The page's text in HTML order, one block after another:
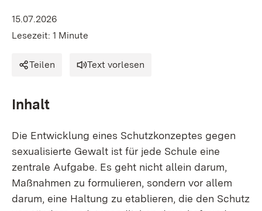
15.07.2026
Lesezeit: 1 Minute
Teilen Text vorlesen
Inhalt
Die Entwicklung eines Schutzkonzeptes gegen
sexualisierte Gewalt ist für jede Schule eine
zentrale Aufgabe. Es geht nicht allein darum,
Maßnahmen zu formulieren, sondern vor allem
darum, eine Haltung zu etablieren, die den Schutz